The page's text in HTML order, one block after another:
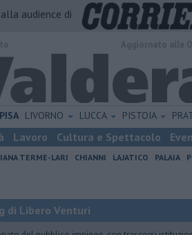
audience di
PISA LIVORNO LUCCA PISTOIA
Lavoro Cultura e Spettacolo
TERME-LARI CHIANNI LAJATICO PALAIA
di Libero Venturi